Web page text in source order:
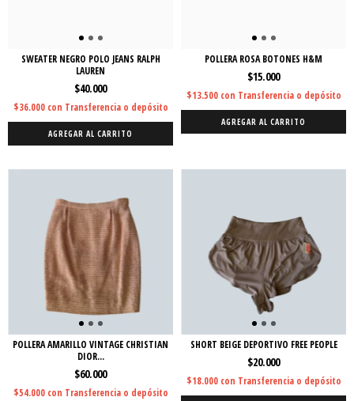
SWEATER NEGRO POLO JEANS RALPH
LAUREN
$40.000
$36.000 con Transferencia o depósito
AGREGAR AL CARRITO
POLLERA ROSA BOTONES H&M
$15.000
$13.500 con Transferencia o depósito
AGREGAR AL CARRITO
POLLERA AMARILLO VINTAGE CHRISTIAN
DIOR...
$60.000
$54.000 con Transferencia o depósito
SHORT BEIGE DEPORTIVO FREE PEOPLE
$20.000
$18.000 con Transferencia o depósito